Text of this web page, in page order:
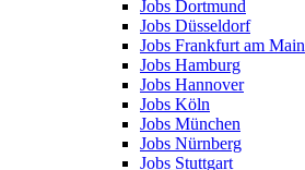
Jobs Dortmund
Jobs Düsseldorf
Jobs Frankfurt am Main
Jobs Hamburg
Jobs Hannover
Jobs Köln
Jobs München
Jobs Nürnberg
Jobs Stuttgart